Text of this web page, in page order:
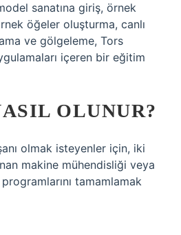
sanatına giriş, örnek
öğeler oluşturma, canlı
ve gölgeleme, Tors
içeren bir eğitim
OLUNUR?
olmak isteyenler için, iki
makine mühendisliği veya
tamamlamak